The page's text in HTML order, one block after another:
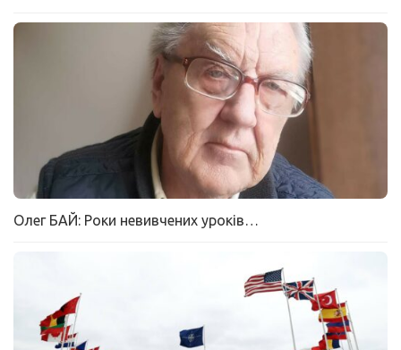
Олег БАЙ: Роки невивчених уроків…